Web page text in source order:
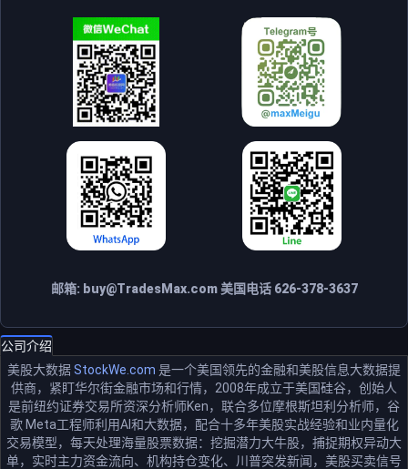
邮箱: buy@TradesMax.com美国电话 626-378-3637
公司介绍
美股大数据StockWe.com 是一个美国领先的金融和美股信息大数据提
供商，紧盯华尔街金融市场和行情，2008年成立于美国硅谷，创始人
是前纽约证券交易所资深分析师Ken，联合多位摩根斯坦利分析师，谷
歌 Meta工程师利用AI和大数据，配合十多年美股实战经验和业内量化
交易模型，每天处理海量股票数据：挖掘潜力大牛股，捕捉期权异动大
单，实时主力资金流向、机构持仓变化、川普突发新闻，美股买卖信号